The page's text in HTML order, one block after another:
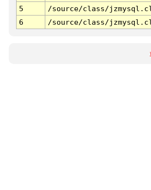
5
/source/class/
6
/source/class/